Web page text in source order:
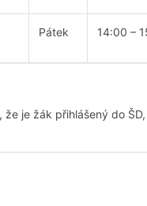
Pátek 14:00 –
je žák přihlášený do